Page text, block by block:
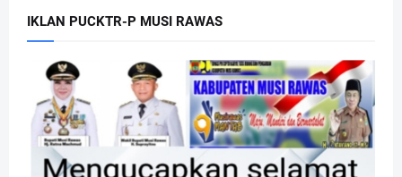
IKLAN PUCKTR-P MUSI RAWAS